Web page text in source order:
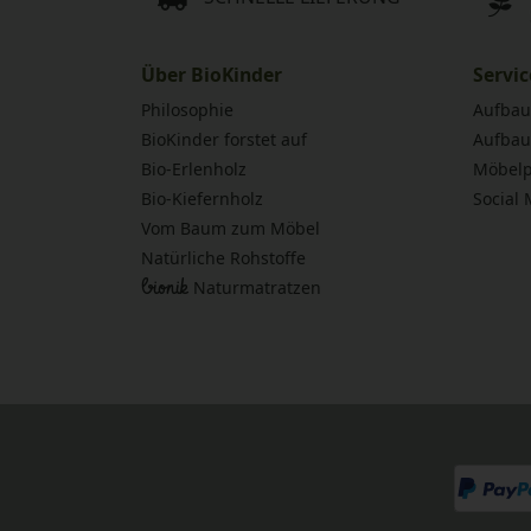
Über BioKinder
Philosophie
BioKinder forstet auf
Bio-Erlenholz
Bio-Kiefernholz
Vom Baum zum Möbel
Natürliche Rohstoffe
bionik Naturmatratzen
Social